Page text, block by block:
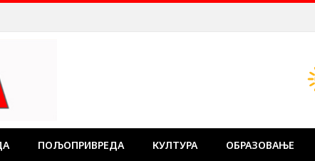
ПОЉОПРИВРЕДА КУЛТУРА ОБРАЗОВАЊЕ